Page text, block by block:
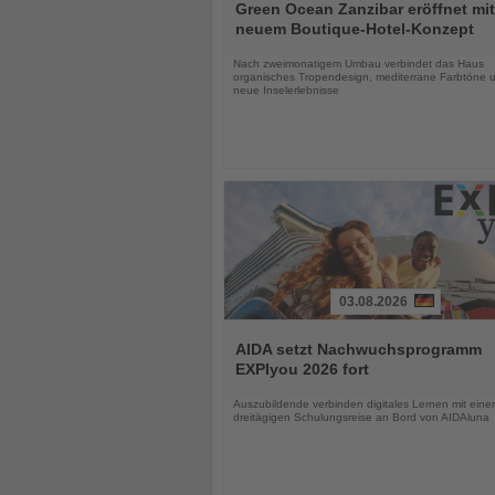
Sie
die
Green Ocean Zanzibar eröffnet mit
neuem Boutique-Hotel-Konzept
Nach zweimonatigem Umbau verbindet das Haus
organisches Tropendesign, mediterrane Farbtöne
neue Inselerlebnisse
Sie
die
Nachrichten
03.08.2026
AIDA setzt Nachwuchsprogramm
EXPIyou 2026 fort
Auszubildende verbinden digitales Lernen mit einer
dreitägigen Schulungsreise an Bord von AIDAluna